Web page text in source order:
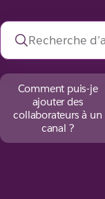
Comment puis-je
ajouter des
collaborateurs à un
canal ?